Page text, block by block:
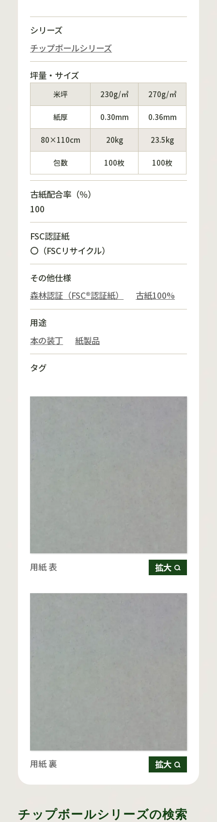
シリーズ
チップボールシリーズ
坪量・サイズ
米坪 230g/㎡ 270g/㎡
紙厚 0.30mm 0.36mm
80×110cm 20kg 23.5kg
包数 100枚 100枚
古紙配合率（％）
100
FSC認証紙
〇（FSCリサイクル）
その他仕様
森林認証（FSC®認証紙）
古紙100%
用途
本の装丁
紙製品
タグ
用紙 表 拡大
用紙 裏 拡大
チップボールシリーズの検索